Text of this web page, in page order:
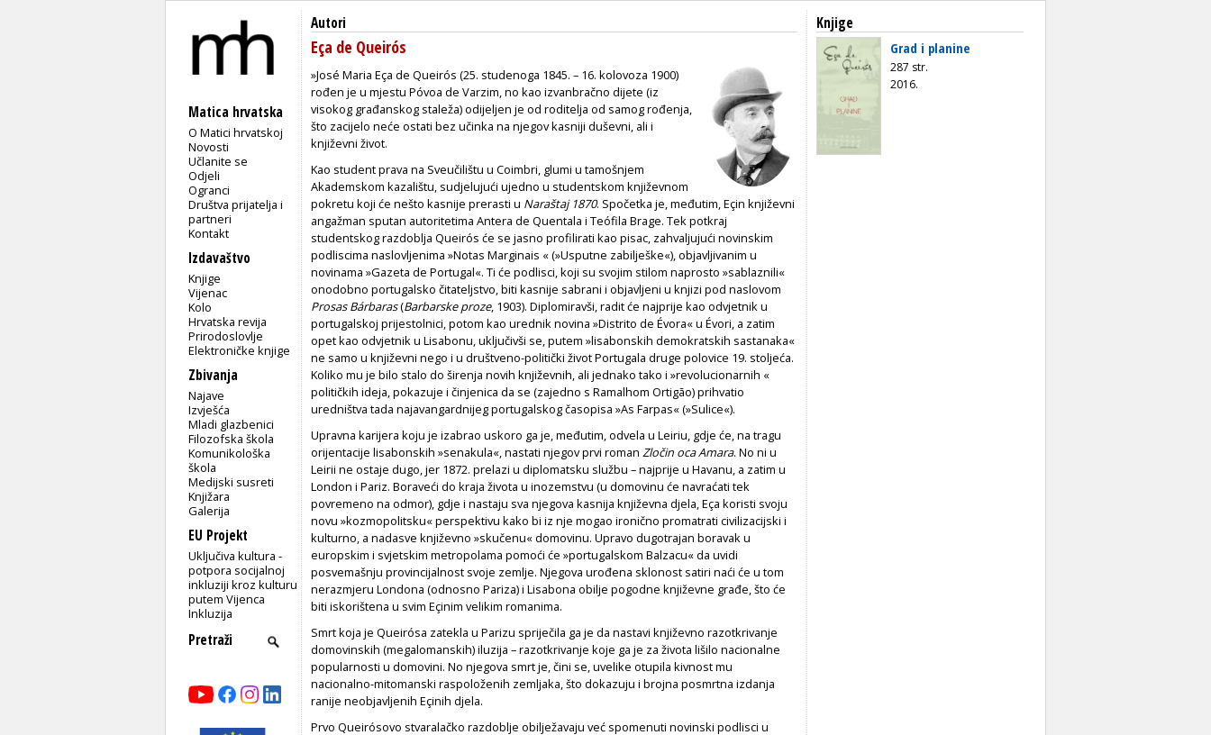
Matica hrvatska
O Matici hrvatskoj
Novosti
Učlanite se
Odjeli
Ogranci
Društva prijatelja i
partneri
Kontakt
Izdavaštvo
Knjige
Vijenac
Kolo
Hrvatska revija
Prirodoslovlje
Elektroničke knjige
Zbivanja
Najave
Izvješća
Mladi glazbenici
Filozofska škola
Komunikološka
škola
Medijski susreti
Knjižara
Galerija
EU Projekt
Uključiva kultura -
potpora socijalnoj
inkluziji kroz kulturu
putem Vijenca
Inkluzija
Autori
Eça de Queirós
»José Maria Eça de Queirós (25. studenoga 1845. – 16. kolovoza 1900)
rođen je u mjestu Póvoa de Varzim, no kao izvanbračno dijete (iz
visokog građanskog staleža) odijeljen je od roditelja od samog rođenja,
što zacijelo neće ostati bez učinka na njegov kasniji duševni, ali i
književni život.
Kao student prava na Sveučilištu u Coimbri, glumi u tamošnjem
Akademskom kazalištu, sudjelujući ujedno u studentskom književnom
pokretu koji će nešto kasnije prerasti u Naraštaj 1870. Spočetka je, međutim, Eçin književni
angažman sputan autoritetima Antera de Quentala i Teófila Brage. Tek potkraj
studentskog razdoblja Queirós će se jasno profilirati kao pisac, zahvaljujući novinskim
podliscima naslovljenima »Notas Marginais « (»Usputne zabilješke«), objavljivanim u
novinama »Gazeta de Portugal«. Ti će podlisci, koji su svojim stilom naprosto »sablaznili«
onodobno portugalsko čitateljstvo, biti kasnije sabrani i objavljeni u knjizi pod naslovom
Prosas Bárbaras(Barbarske proze, 1903). Diplomiravši, radit će najprije kao odvjetnik u
portugalskoj prijestolnici, potom kao urednik novina »Distrito de Évora« u Évori, a zatim
opet kao odvjetnik u Lisabonu, uključivši se, putem »lisabonskih demokratskih sastanaka«
ne samo u književni nego i u društveno-politički život Portugala druge polovice 19. stoljeća.
Koliko mu je bilo stalo do širenja novih književnih, ali jednako tako i »revolucionarnih «
političkih ideja, pokazuje i činjenica da se (zajedno s Ramalhom Ortigão) prihvatio
uredništva tada najavangardnijeg portugalskog časopisa »As Farpas« (»Sulice«).
Upravna karijera koju je izabrao uskoro ga je, međutim, odvela u Leiriu, gdje će, na tragu
orijentacije lisabonskih »senakula«, nastati njegov prvi roman Zločin oca Amara. No ni u
Leirii ne ostaje dugo, jer 1872. prelazi u diplomatsku službu – najprije u Havanu, a zatim u
London i Pariz. Boraveći do kraja života u inozemstvu (u domovinu će navraćati tek
povremeno na odmor), gdje i nastaju sva njegova kasnija književna djela, Eça koristi svoju
novu »kozmopolitsku« perspektivu kako bi iz nje mogao ironično promatrati civilizacijski i
kulturno, a nadasve književno »skučenu« domovinu. Upravo dugotrajan boravak u
europskim i svjetskim metropolama pomoći će »portugalskom Balzacu« da uvidi
posvemašnju provincijalnost svoje zemlje. Njegova urođena sklonost satiri naći će u tom
nerazmjeru Londona (odnosno Pariza) i Lisabona obilje pogodne književne građe, što će
biti iskorištena u svim Eçinim velikim romanima.
Smrt koja je Queirósa zatekla u Parizu spriječila ga je da nastavi književno razotkrivanje
domovinskih (megalomanskih) iluzija – razotkrivanje koje ga je za života lišilo nacionalne
popularnosti u domovini. No njegova smrt je, čini se, uvelike otupila kivnost mu
nacionalno-mitomanski raspoloženih zemljaka, što dokazuju i brojna posmrtna izdanja
ranije neobjavljenih Eçinih djela.
Prvo Queirósovo stvaralačko razdoblje obilježavaju već spomenuti novinski podlisci u
Knjige
Grad i planine
287 str.
2016.